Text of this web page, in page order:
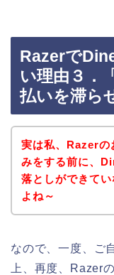
Razerで
い理由３．
払いを滞ら
実は私、Razerの
みをする前に、
落としができて
よね～
なので、一度、ご
上、再度、Razer